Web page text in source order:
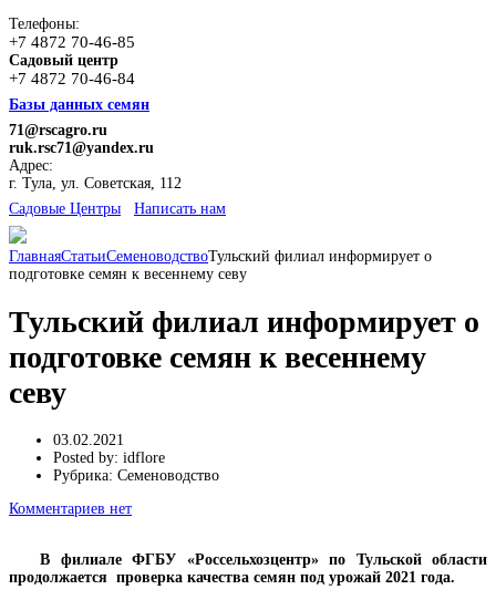
Телефоны:
+7 4872 70-46-85
Садовый центр
+7 4872 70-46-84
Базы данных семян
71@rscagro.ru
ruk.rsc71@yandex.ru
Адрес:
г. Тула, ул. Советская, 112
Cадовые Центры
Написать нам
ГлавнаяСтатьиСеменоводствоТульский филиал информирует о
подготовке семян к весеннему севу
Тульский филиал информирует о
подготовке семян к весеннему
севу
03.02.2021
Posted by: idflore
Рубрика: Семеноводство
Комментариев нет
В филиале ФГБУ «Россельхозцентр» по Тульской области
продолжается проверка качества семян под урожай 2021 года.